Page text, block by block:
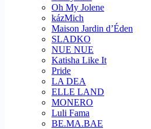
Oh My Jolene
kázMich
Maison Jardin d’Éden
SLADKO
NUE NUE
Katisha Like It
Pride
LA DEA
ELLE LAND
MONERO
Luli Fama
BE.MA.BAE